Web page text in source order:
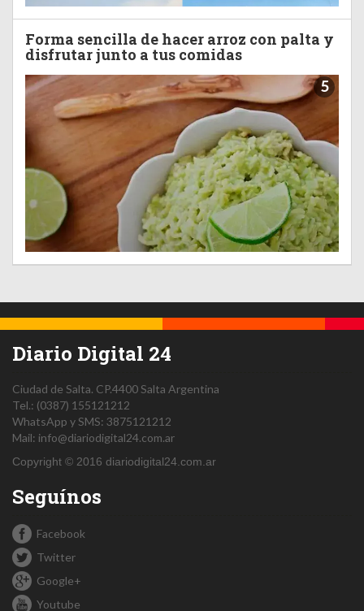
Forma sencilla de hacer arroz con palta y
disfrutar junto a tus comidas
5
Diario Digital 24
Ciudad de Salta. CP.4400Salta Argentina
Tel.: (0387) 155121212
WhatsApp y SMS: 3875121212
Mail: info@diariodigital24.com.ar
Copyright © 2016 diariodigital24.com.ar
Seguínos
Facebook
Twitter
Google+
Youtube